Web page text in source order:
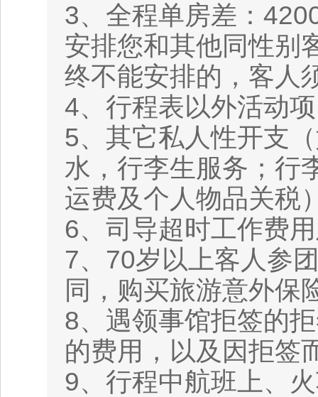
3、全程单房差：
安排您和其他同性别
终不能安排的，客人
4、行程表以外活动
5、其它私人性开支
水，行李生服务；行
运费及个人物品关税
6、司导超时工作费
7、70岁以上客人参
同，购买旅游意外保
8、遇领事馆拒签的
的费用，以及因拒签
9、行程中航班上、